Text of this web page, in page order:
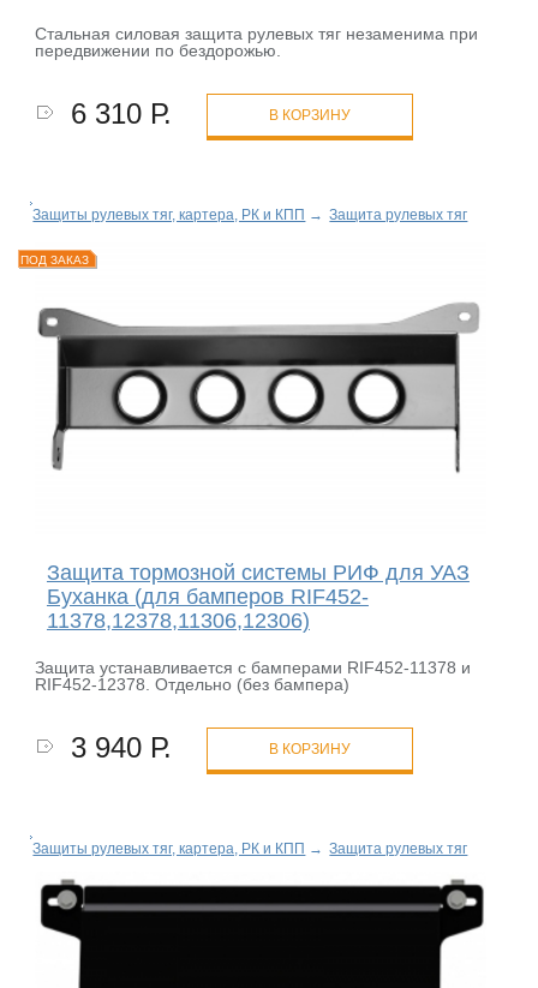
Стальная силовая защита рулевых тяг незаменима при
передвижении по бездорожью.
6 310 Р. В КОРЗИНУ
Защиты рулевых тяг, картера, РК и КПП → Защита рулевых тяг
ПОД ЗАКАЗ
Защита тормозной системы РИФ для УАЗ
Буханка (для бамперов RIF452-
11378,12378,11306,12306)
Защита устанавливается с бамперами RIF452-11378 и
RIF452-12378. Отдельно (без бампера)
3 940 Р. В КОРЗИНУ
Защиты рулевых тяг, картера, РК и КПП → Защита рулевых тяг